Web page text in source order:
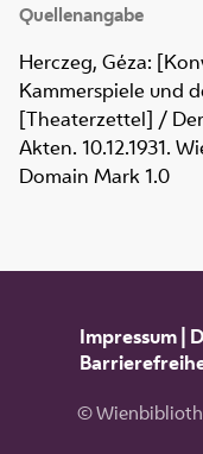
Quellenangabe
Herczeg, Géza:
Kammerspiele und
[Theaterzettel] /
Akten. 10.12.1931.
Domain Mark 1.0
Impressum|
©